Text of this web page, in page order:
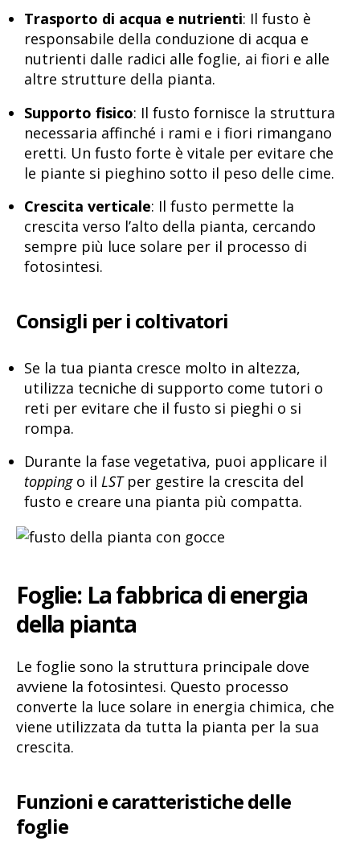
Trasporto di acqua e nutrienti: Il fusto è
responsabile della conduzione di acqua e
nutrienti dalle radici alle foglie, ai fiori e alle
altre strutture della pianta.
Supporto fisico: Il fusto fornisce la struttura
necessaria affinché i rami e i fiori rimangano
eretti. Un fusto forte è vitale per evitare che
le piante si pieghino sotto il peso delle cime.
Crescita verticale: Il fusto permette la
crescita verso l’alto della pianta, cercando
sempre più luce solare per il processo di
fotosintesi.
Consigli per i coltivatori
Se la tua pianta cresce molto in altezza,
utilizza tecniche di supporto come tutori o
reti per evitare che il fusto si pieghi o si
rompa.
Durante la fase vegetativa, puoi applicare il
toppingo il LSTper gestire la crescita del
fusto e creare una pianta più compatta.
Foglie: La fabbrica di energia
della pianta
Le foglie sono la struttura principale dove
avviene la fotosintesi. Questo processo
converte la luce solare in energia chimica, che
viene utilizzata da tutta la pianta per la sua
crescita.
Funzioni e caratteristiche delle
foglie